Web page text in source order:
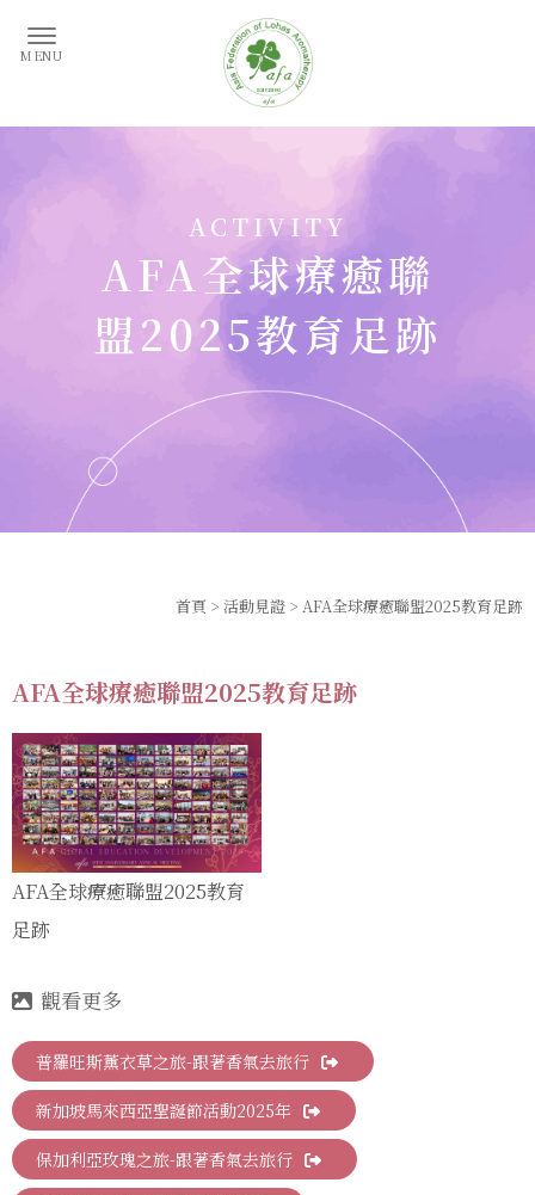
AFA全球療癒聯
盟2025教育足跡
首頁 > 活動見證 > AFA全球療癒聯盟2025教育足跡
AFA全球療癒聯盟2025教育足跡
AFA全球療癒聯盟2025教育
足跡
普羅旺斯薰衣草之旅-跟著香氣去旅行
新加坡馬來西亞聖誕節活動2025年
保加利亞玫瑰之旅-跟著香氣去旅行